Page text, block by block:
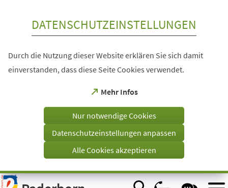
Visuelle
Assistenzsoftware
DATENSCHUTZEINSTELLUNGEN
Durch die Nutzung dieser Website erklären Sie sich damit
einverstanden, dass diese Seite Cookies verwendet.
Mehr Infos
(Öffnet
einem
Tab)
Nur notwendige Cookies
Datenschutzeinstellungen anpassen
Alle Cookies akzeptieren